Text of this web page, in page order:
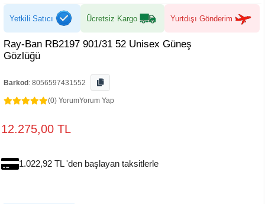
Yetkili Satıcı Ücretsiz Kargo Yurtdışı Gönderim
Ray-Ban RB2197 901/31 52 Unisex Güneş
Gözlüğü
Barkod : 8056597431552
(0) YorumYorum Yap
12.275,00 TL
1.022,92 TL 'den başlayan taksitlerle